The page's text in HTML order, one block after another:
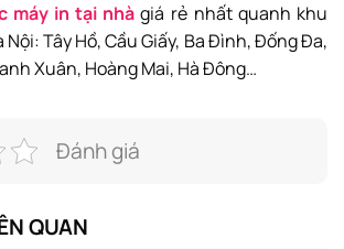
máy in tại nhà giá rẻ nhất quanh khu
Tây Hồ, Cầu Giấy, Ba Đình, Đống Đa,
Xuân, Hoàng Mai, Hà Đông…
Đánh giá
QUAN